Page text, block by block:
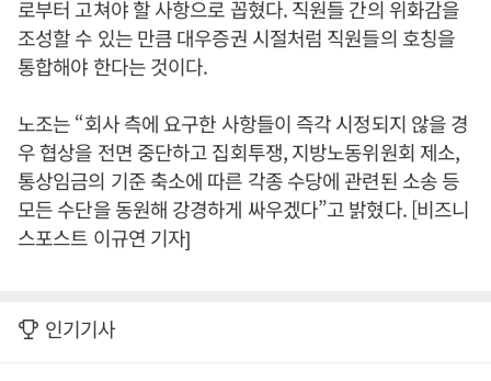
로부터 고쳐야 할 사항으로 꼽혔다. 직원들 간의 위화감을
조성할 수 있는 만큼 대우증권 시절처럼 직원들의 호칭을
통합해야 한다는 것이다.
노조는 “회사 측에 요구한 사항들이 즉각 시정되지 않을 경
우 협상을 전면 중단하고 집회투쟁, 지방노동위원회 제소,
통상임금의 기준 축소에 따른 각종 수당에 관련된 소송 등
모든 수단을 동원해 강경하게 싸우겠다”고 밝혔다. [비즈니
스포스트 이규연 기자]
인기기사